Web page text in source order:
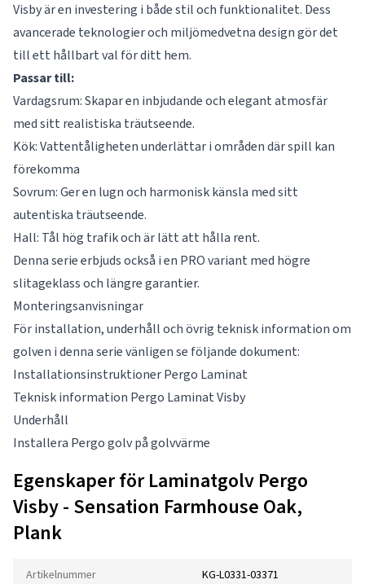
Visby är en investering i både stil och funktionalitet. Dess
avancerade teknologier och miljömedvetna design gör det
till ett hållbart val för ditt hem.
Passar till:
Vardagsrum: Skapar en inbjudande och elegant atmosfär
med sitt realistiska träutseende.
Kök: Vattentåligheten underlättar i områden där spill kan
förekomma
Sovrum: Ger en lugn och harmonisk känsla med sitt
autentiska träutseende.
Hall: Tål hög trafik och är lätt att hålla rent.
Denna serie erbjuds också i en PRO variant med högre
slitageklass och längre garantier.
Monteringsanvisningar
För installation, underhåll och övrig teknisk information om
golven i denna serie vänligen se följande dokument:
Installationsinstruktioner Pergo Laminat
Teknisk information Pergo Laminat Visby
Underhåll
Installera Pergo golv på golvvärme
Egenskaper för Laminatgolv Pergo
Visby - Sensation Farmhouse Oak,
Plank
Artikelnummer KG-L0331-03371